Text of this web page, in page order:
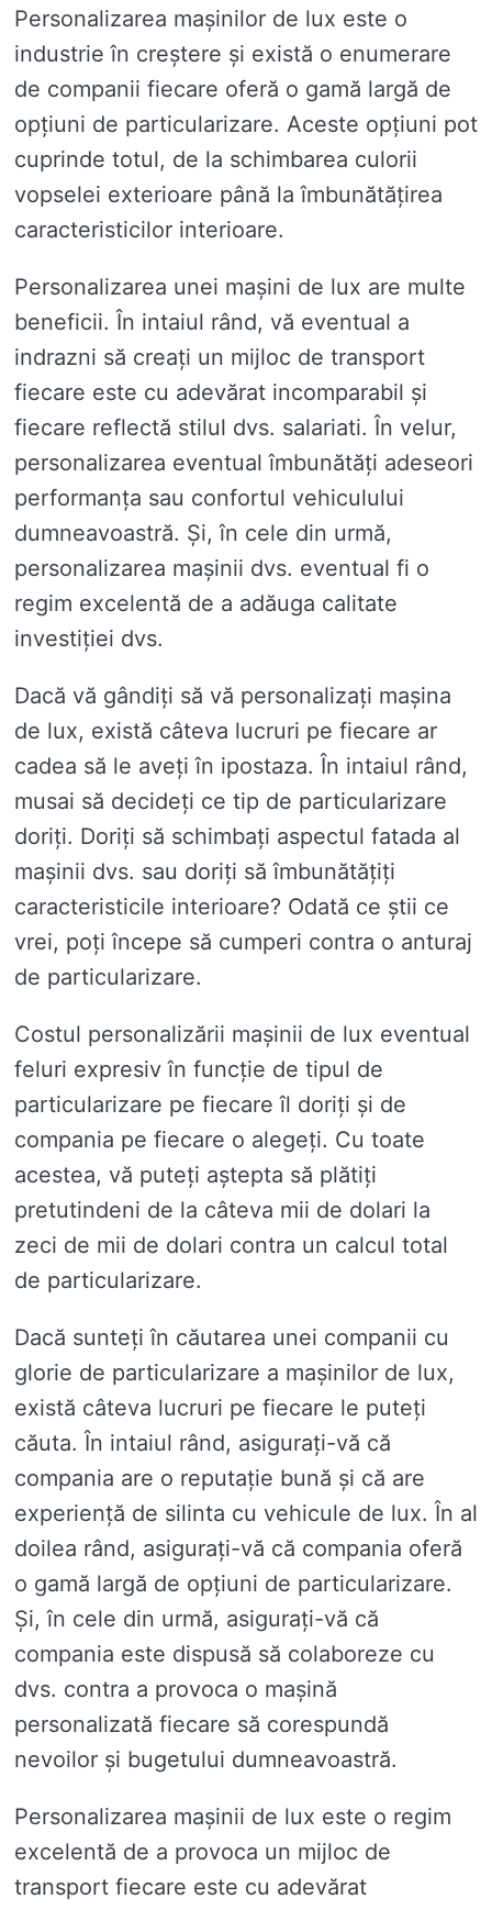
Personalizarea mașinilor de lux este o
industrie în creștere și există o enumerare
de companii fiecare oferă o gamă largă de
opțiuni de particularizare. Aceste opțiuni pot
cuprinde totul, de la schimbarea culorii
vopselei exterioare până la îmbunătățirea
caracteristicilor interioare.
Personalizarea unei mașini de lux are multe
beneficii. În intaiul rând, vă eventual a
indrazni să creați un mijloc de transport
fiecare este cu adevărat incomparabil și
fiecare reflectă stilul dvs. salariati. În velur,
personalizarea eventual îmbunătăți adeseori
performanța sau confortul vehiculului
dumneavoastră. Și, în cele din urmă,
personalizarea mașinii dvs. eventual fi o
regim excelentă de a adăuga calitate
investiției dvs.
Dacă vă gândiți să vă personalizați mașina
de lux, există câteva lucruri pe fiecare ar
cadea să le aveți în ipostaza. În intaiul rând,
musai să decideți ce tip de particularizare
doriți. Doriți să schimbați aspectul fatada al
mașinii dvs. sau doriți să îmbunătățiți
caracteristicile interioare? Odată ce știi ce
vrei, poți începe să cumperi contra o anturaj
de particularizare.
Costul personalizării mașinii de lux eventual
feluri expresiv în funcție de tipul de
particularizare pe fiecare îl doriți și de
compania pe fiecare o alegeți. Cu toate
acestea, vă puteți aștepta să plătiți
pretutindeni de la câteva mii de dolari la
zeci de mii de dolari contra un calcul total
de particularizare.
Dacă sunteți în căutarea unei companii cu
glorie de particularizare a mașinilor de lux,
există câteva lucruri pe fiecare le puteți
căuta. În intaiul rând, asigurați-vă că
compania are o reputație bună și că are
experiență de silinta cu vehicule de lux. În al
doilea rând, asigurați-vă că compania oferă
o gamă largă de opțiuni de particularizare.
Și, în cele din urmă, asigurați-vă că
compania este dispusă să colaboreze cu
dvs. contra a provoca o mașină
personalizată fiecare să corespundă
nevoilor și bugetului dumneavoastră.
Personalizarea mașinii de lux este o regim
excelentă de a provoca un mijloc de
transport fiecare este cu adevărat